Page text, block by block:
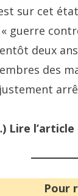
sur cet
« guerre
deux
des
Lire
Pour